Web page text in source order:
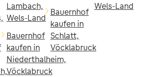
Lambach,
Wels-Land
Bauernhof
kaufen in
Niederthalheim,
Vöcklabruck
Bauernhof
kaufen in
Schlatt,
Vöcklabruck
Wels-Land